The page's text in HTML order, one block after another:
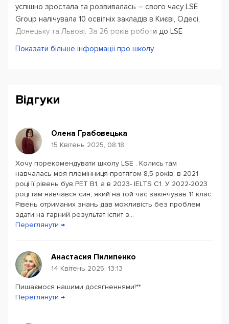
успішно зростала та розвивалась – свого часу LSE
Group налічувала 10 освітніх закладів в Києві, Одесі,
Донецьку та Львові. За 26 років роботи до LSE
долучилось понад 70 000 студентів. Наймолодшому
записують до LSE своїх дітей. Ми невпинно радіємо і
У період пандемії COVID-19 всі школи LSE перейшли на
онлайн-навчання, команда викладачів швидко
опанувала онлайн-ресурси для ефективного
викладання англійської. Саме ці знання і навички, а
також відданість своїй справі та людям, допомогли нам
вистояти під час війни та зберегти більшість
викладачів і студентів.
Pearson та Cambridge. Студенти занурюються в
англомовне середовище протягом усього заняття,
вивчаючи сучасні розмовні конструкції.
Показати більше інформації про школу
Відгуки
Олена Грабовецька
15 Квітень 2025, 08:18
Хочу порекомендувати школу LSE . Колись там
навчалась моя племінниця протягом 8,5 років, в 2021
році її рівень був PET B1, а в 2023- IELTS C1. У 2022-2023
році там навчався син, який на той час закінчував 11 клас.
Рівень отриманих знань дав можливість без проблем
здати на гарний результат іспит з...
Переглянути →
Анастасия Пилипенко
14 Квітень 2025, 13:13
Пишаємося нашими досягненнями!**
Переглянути →